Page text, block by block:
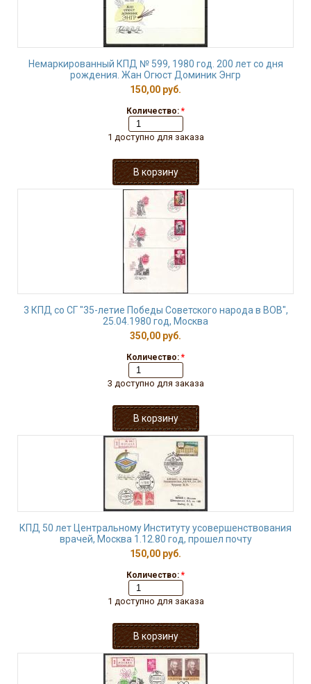
Немаркированный КПД № 599, 1980 год. 200 лет со дня
рождения. Жан Огюст Доминик Энгр
150,00 руб.
Количество: *
1 доступно для заказа
3 КПД со СГ "35-летие Победы Советского народа в ВОВ",
25.04.1980 год, Москва
350,00 руб.
Количество: *
3 доступно для заказа
КПД 50 лет Центральному Институту усовершенствования
врачей, Москва 1.12.80 год, прошел почту
150,00 руб.
Количество: *
1 доступно для заказа